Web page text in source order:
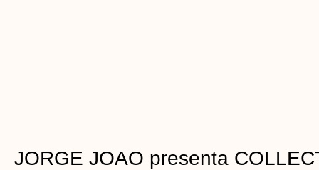
JORGE JOAO presenta